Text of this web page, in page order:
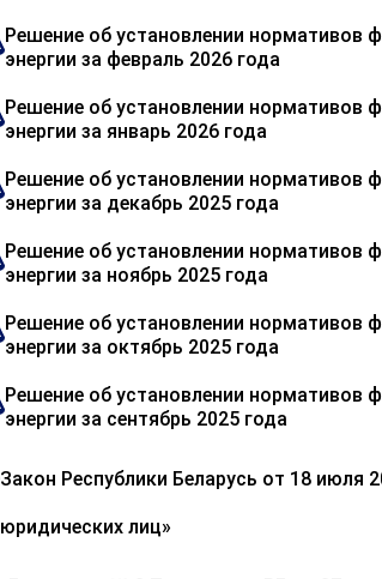
Решение об установлении нормативов
энергии за февраль 2026 года
Решение об установлении нормативов
энергии за январь 2026 года
Решение об установлении нормативов
энергии за декабрь 2025 года
Решение об установлении нормативов
энергии за ноябрь 2025 года
Решение об установлении нормативов
энергии за октябрь 2025 года
Решение об установлении нормативов
энергии за сентябрь 2025 года
Закон Республики Беларусь от 18 июля
юридических лиц»